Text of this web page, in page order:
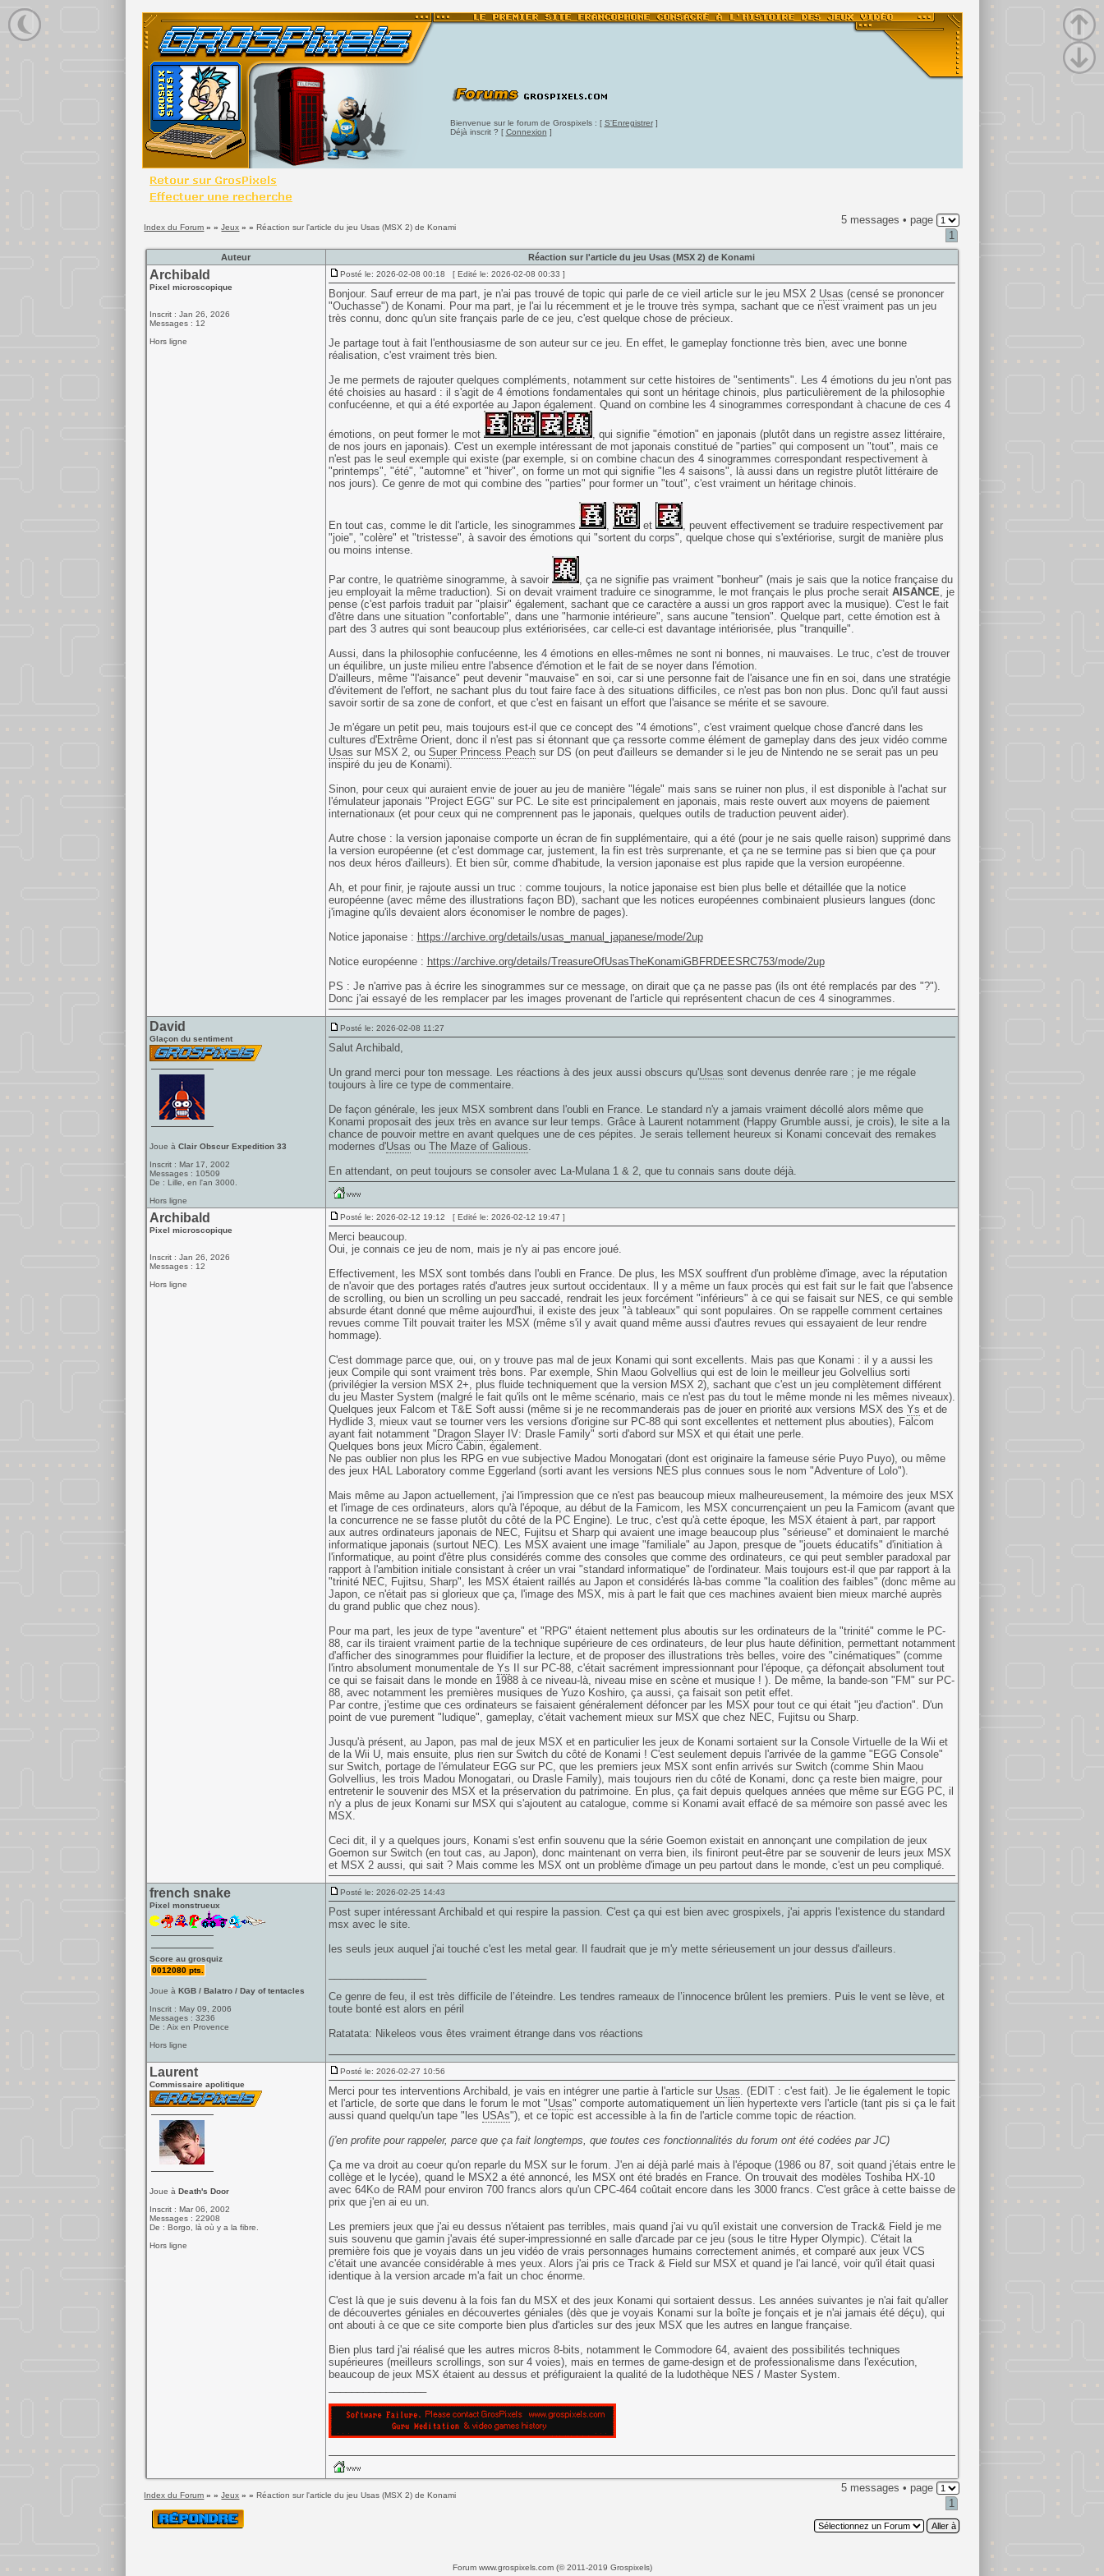
Bienvenue sur le forum de Grospixels : [ S'Enregistrer]
Déjà inscrit ? [ Connexion ]
Index du Forum » »Jeux » »Réaction sur l'article du jeu Usas (MSX 2) de Konami
5 messages • page
1
Auteur Réaction sur l'article du jeu Usas (MSX 2) de Konami
Archibald
Pixel microscopique
Inscrit : Jan 26, 2026
Messages : 12
Hors ligne
Posté le: 2026-02-08 00:18 [ Edité le: 2026-02-08 00:33 ]
Bonjour. Sauf erreur de ma part, je n'ai pas trouvé de topic qui parle de ce vieil article sur le jeu MSX 2 Usas (censé se prononcer
"Ouchasse") de Konami. Pour ma part, je l'ai lu récemment et je le trouve très sympa, sachant que ce n'est vraiment pas un jeu
très connu, donc qu'un site français parle de ce jeu, c'est quelque chose de précieux.
Je partage tout à fait l'enthousiasme de son auteur sur ce jeu. En effet, le gameplay fonctionne très bien, avec une bonne
réalisation, c'est vraiment très bien.
Je me permets de rajouter quelques compléments, notamment sur cette histoires de "sentiments". Les 4 émotions du jeu n'ont pas
été choisies au hasard : il s'agit de 4 émotions fondamentales qui sont un héritage chinois, plus particulièrement de la philosophie
confucéenne, et qui a été exportée au Japon également. Quand on combine les 4 sinogrammes correspondant à chacune de ces 4
émotions, on peut former le mot
, qui signifie "émotion" en japonais (plutôt dans un registre assez littéraire,
de nos jours en japonais). C'est un exemple intéressant de mot japonais constitué de "parties" qui composent un "tout", mais ce
n'est pas le seul exemple qui existe (par exemple, si on combine chacun des 4 sinogrammes correspondant respectivement à
"printemps", "été", "automne" et "hiver", on forme un mot qui signifie "les 4 saisons", là aussi dans un registre plutôt littéraire de
nos jours). Ce genre de mot qui combine des "parties" pour former un "tout", c'est vraiment un héritage chinois.
En tout cas, comme le dit l'article, les sinogrammes , et
, peuvent effectivement se traduire respectivement par
"joie", "colère" et "tristesse", à savoir des émotions qui "sortent du corps", quelque chose qui s'extériorise, surgit de manière plus
ou moins intense.
Par contre, le quatrième sinogramme, à savoir
, ça ne signifie pas vraiment "bonheur" (mais je sais que la notice française du
jeu employait la même traduction). Si on devait vraiment traduire ce sinogramme, le mot français le plus proche serait AISANCE, je
pense (c'est parfois traduit par "plaisir" également, sachant que ce caractère a aussi un gros rapport avec la musique). C'est le fait
d'être dans une situation "confortable", dans une "harmonie intérieure", sans aucune "tension". Quelque part, cette émotion est à
part des 3 autres qui sont beaucoup plus extériorisées, car celle-ci est davantage intériorisée, plus "tranquille".
Aussi, dans la philosophie confucéenne, les 4 émotions en elles-mêmes ne sont ni bonnes, ni mauvaises. Le truc, c'est de trouver
un équilibre, un juste milieu entre l'absence d'émotion et le fait de se noyer dans l'émotion.
D'ailleurs, même "l'aisance" peut devenir "mauvaise" en soi, car si une personne fait de l'aisance une fin en soi, dans une stratégie
d'évitement de l'effort, ne sachant plus du tout faire face à des situations difficiles, ce n'est pas bon non plus. Donc qu'il faut aussi
savoir sortir de sa zone de confort, et que c'est en faisant un effort que l'aisance se mérite et se savoure.
Je m'égare un petit peu, mais toujours est-il que ce concept des "4 émotions", c'est vraiment quelque chose d'ancré dans les
cultures d'Extrême Orient, donc il n'est pas si étonnant que ça ressorte comme élément de gameplay dans des jeux vidéo comme
Usas sur MSX 2, ou Super Princess Peachsur DS (on peut d'ailleurs se demander si le jeu de Nintendo ne se serait pas un peu
inspiré du jeu de Konami).
Sinon, pour ceux qui auraient envie de jouer au jeu de manière "légale" mais sans se ruiner non plus, il est disponible à l'achat sur
l'émulateur japonais "Project EGG" sur PC. Le site est principalement en japonais, mais reste ouvert aux moyens de paiement
internationaux (et pour ceux qui ne comprennent pas le japonais, quelques outils de traduction peuvent aider).
Autre chose : la version japonaise comporte un écran de fin supplémentaire, qui a été (pour je ne sais quelle raison) supprimé dans
la version européenne (et c'est dommage car, justement, la fin est très surprenante, et ça ne se termine pas si bien que ça pour
nos deux héros d'ailleurs). Et bien sûr, comme d'habitude, la version japonaise est plus rapide que la version européenne.
Ah, et pour finir, je rajoute aussi un truc : comme toujours, la notice japonaise est bien plus belle et détaillée que la notice
européenne (avec même des illustrations façon BD), sachant que les notices européennes combinaient plusieurs langues (donc
j'imagine qu'ils devaient alors économiser le nombre de pages).
Notice japonaise : https://archive.org/details/usas_manual_japanese/mode/2up
Notice européenne : https://archive.org/details/TreasureOfUsasTheKonamiGBFRDEESRC753/mode/2up
PS : Je n'arrive pas à écrire les sinogrammes sur ce message, on dirait que ça ne passe pas (ils ont été remplacés par des "?").
Donc j'ai essayé de les remplacer par les images provenant de l'article qui représentent chacun de ces 4 sinogrammes.
David
Glaçon du sentiment
Joue à Clair Obscur Expedition 33
Inscrit : Mar 17, 2002
Messages : 10509
De : Lille, en l'an 3000.
Hors ligne
Posté le: 2026-02-08 11:27
Salut Archibald,
Un grand merci pour ton message. Les réactions à des jeux aussi obscurs qu'Usas sont devenus denrée rare ; je me régale
toujours à lire ce type de commentaire.
De façon générale, les jeux MSX sombrent dans l'oubli en France. Le standard n'y a jamais vraiment décollé alors même que
Konami proposait des jeux très en avance sur leur temps. Grâce à Laurent notamment (Happy Grumble aussi, je crois), le site a la
chance de pouvoir mettre en avant quelques une de ces pépites. Je serais tellement heureux si Konami concevait des remakes
modernes d'Usas ou The Maze of Galious.
En attendant, on peut toujours se consoler avec La-Mulana 1 & 2, que tu connais sans doute déjà.
Archibald
Pixel microscopique
Inscrit : Jan 26, 2026
Messages : 12
Hors ligne
Posté le: 2026-02-12 19:12 [ Edité le: 2026-02-12 19:47 ]
Merci beaucoup.
Oui, je connais ce jeu de nom, mais je n'y ai pas encore joué.
Effectivement, les MSX sont tombés dans l'oubli en France. De plus, les MSX souffrent d'un problème d'image, avec la réputation
de n'avoir que des portages ratés d'autres jeux surtout occidentaux. Il y a même un faux procès qui est fait sur le fait que l'absence
de scrolling, ou bien un scrolling un peu saccadé, rendrait les jeux forcément "inférieurs" à ce qui se faisait sur NES, ce qui semble
absurde étant donné que même aujourd'hui, il existe des jeux "à tableaux" qui sont populaires. On se rappelle comment certaines
revues comme Tilt pouvait traiter les MSX (même s'il y avait quand même aussi d'autres revues qui essayaient de leur rendre
hommage).
C'est dommage parce que, oui, on y trouve pas mal de jeux Konami qui sont excellents. Mais pas que Konami : il y a aussi les
jeux Compile qui sont vraiment très bons. Par exemple, Shin Maou Golvellius qui est de loin le meilleur jeu Golvellius sorti
(privilégier la version MSX 2+, plus fluide techniquement que la version MSX 2), sachant que c'est un jeu complètement différent
du jeu Master System (malgré le fait qu'ils ont le même scénario, mais ce n'est pas du tout le même monde ni les mêmes niveaux).
Quelques jeux Falcom et T&E Soft aussi (même si je ne recommanderais pas de jouer en priorité aux versions MSX des Ys et de
Hydlide 3, mieux vaut se tourner vers les versions d'origine sur PC-88 qui sont excellentes et nettement plus abouties), Falcom
ayant fait notamment " Dragon SlayerIV: Drasle Family" sorti d'abord sur MSX et qui était une perle.
Quelques bons jeux Micro Cabin, également.
Ne pas oublier non plus les RPG en vue subjective Madou Monogatari (dont est originaire la fameuse série Puyo Puyo), ou même
des jeux HAL Laboratory comme Eggerland (sorti avant les versions NES plus connues sous le nom "Adventure of Lolo").
Mais même au Japon actuellement, j'ai l'impression que ce n'est pas beaucoup mieux malheureusement, la mémoire des jeux MSX
et l'image de ces ordinateurs, alors qu'à l'époque, au début de la Famicom, les MSX concurrençaient un peu la Famicom (avant que
la concurrence ne se fasse plutôt du côté de la PC Engine). Le truc, c'est qu'à cette époque, les MSX étaient à part, par rapport
aux autres ordinateurs japonais de NEC, Fujitsu et Sharp qui avaient une image beaucoup plus "sérieuse" et dominaient le marché
informatique japonais (surtout NEC). Les MSX avaient une image "familiale" au Japon, presque de "jouets éducatifs" d'initiation à
l'informatique, au point d'être plus considérés comme des consoles que comme des ordinateurs, ce qui peut sembler paradoxal par
rapport à l'ambition initiale consistant à créer un vrai "standard informatique" de l'ordinateur. Mais toujours est-il que par rapport à la
"trinité NEC, Fujitsu, Sharp", les MSX étaient raillés au Japon et considérés là-bas comme "la coalition des faibles" (donc même au
Japon, ce n'était pas si glorieux que ça, l'image des MSX, mis à part le fait que ces machines avaient bien mieux marché auprès
du grand public que chez nous).
Pour ma part, les jeux de type "aventure" et "RPG" étaient nettement plus aboutis sur les ordinateurs de la "trinité" comme le PC-
88, car ils tiraient vraiment partie de la technique supérieure de ces ordinateurs, de leur plus haute définition, permettant notamment
d'afficher des sinogrammes pour fluidifier la lecture, et de proposer des illustrations très belles, voire des "cinématiques" (comme
l'intro absolument monumentale de Ys II sur PC-88, c'était sacrément impressionnant pour l'époque, ça défonçait absolument tout
ce qui se faisait dans le monde en 1988 à ce niveau-là, niveau mise en scène et musique ! ). De même, la bande-son "FM" sur PC-
88, avec notamment les premières musiques de Yuzo Koshiro, ça aussi, ça faisait son petit effet.
Par contre, j'estime que ces ordinateurs se faisaient généralement défoncer par les MSX pour tout ce qui était "jeu d'action". D'un
point de vue purement "ludique", gameplay, c'était vachement mieux sur MSX que chez NEC, Fujitsu ou Sharp.
Jusqu'à présent, au Japon, pas mal de jeux MSX et en particulier les jeux de Konami sortaient sur la Console Virtuelle de la Wii et
de la Wii U, mais ensuite, plus rien sur Switch du côté de Konami ! C'est seulement depuis l'arrivée de la gamme "EGG Console"
sur Switch, portage de l'émulateur EGG sur PC, que les premiers jeux MSX sont enfin arrivés sur Switch (comme Shin Maou
Golvellius, les trois Madou Monogatari, ou Drasle Family), mais toujours rien du côté de Konami, donc ça reste bien maigre, pour
entretenir le souvenir des MSX et la préservation du patrimoine. En plus, ça fait depuis quelques années que même sur EGG PC, il
n'y a plus de jeux Konami sur MSX qui s'ajoutent au catalogue, comme si Konami avait effacé de sa mémoire son passé avec les
MSX.
Ceci dit, il y a quelques jours, Konami s'est enfin souvenu que la série Goemon existait en annonçant une compilation de jeux
Goemon sur Switch (en tout cas, au Japon), donc maintenant on verra bien, ils finiront peut-être par se souvenir de leurs jeux MSX
et MSX 2 aussi, qui sait ? Mais comme les MSX ont un problème d'image un peu partout dans le monde, c'est un peu compliqué.
french snake
Pixel monstrueux
Score au grosquiz
0012080 pts.
Joue à KGB / Balatro / Day of tentacles
Inscrit : May 09, 2006
Messages : 3236
De : Aix en Provence
Hors ligne
Posté le: 2026-02-25 14:43
Post super intéressant Archibald et qui respire la passion. C'est ça qui est bien avec grospixels, j'ai appris l'existence du standard
msx avec le site.
les seuls jeux auquel j'ai touché c'est les metal gear. Il faudrait que je m'y mette sérieusement un jour dessus d'ailleurs.
Ce genre de feu, il est très difficile de l’éteindre. Les tendres rameaux de l’innocence brûlent les premiers. Puis le vent se lève, et
toute bonté est alors en péril
Ratatata: Nikeleos vous êtes vraiment étrange dans vos réactions
Laurent
Commissaire apolitique
Joue à Death's Door
Inscrit : Mar 06, 2002
Messages : 22908
De : Borgo, là où y a la fibre.
Hors ligne
Posté le: 2026-02-27 10:56
Merci pour tes interventions Archibald, je vais en intégrer une partie à l'article sur Usas. (EDIT : c'est fait). Je lie également le topic
et l'article, de sorte que dans le forum le mot "Usas" comporte automatiquement un lien hypertexte vers l'article (tant pis si ça le fait
aussi quand quelqu'un tape "les USAs"), et ce topic est accessible à la fin de l'article comme topic de réaction.
(j'en profite pour rappeler, parce que ça fait longtemps, que toutes ces fonctionnalités du forum ont été codées par JC)
Ça me va droit au coeur qu'on reparle du MSX sur le forum. J'en ai déjà parlé mais à l'époque (1986 ou 87, soit quand j'étais entre le
collège et le lycée), quand le MSX2 a été annoncé, les MSX ont été bradés en France. On trouvait des modèles Toshiba HX-10
avec 64Ko de RAM pour environ 700 francs alors qu'un CPC-464 coûtait encore dans les 3000 francs. C'est grâce à cette baisse de
prix que j'en ai eu un.
Les premiers jeux que j'ai eu dessus n'étaient pas terribles, mais quand j'ai vu qu'il existait une conversion de Track& Field je me
suis souvenu que gamin j'avais été super-impressionné en salle d'arcade par ce jeu (sous le titre Hyper Olympic). C'était la
première fois que je voyais dans un jeu vidéo de vrais personnages humains correctement animés, et comparé aux jeux VCS
c'était une avancée considérable à mes yeux. Alors j'ai pris ce Track & Field sur MSX et quand je l'ai lancé, voir qu'il était quasi
identique à la version arcade m'a fait un choc énorme.
C'est là que je suis devenu à la fois fan du MSX et des jeux Konami qui sortaient dessus. Les années suivantes je n'ai fait qu'aller
de découvertes géniales en découvertes géniales (dès que je voyais Konami sur la boîte je fonçais et je n'ai jamais été déçu), qui
ont abouti à ce que ce site comporte bien plus d'articles sur des jeux MSX que les autres en langue française.
Bien plus tard j'ai réalisé que les autres micros 8-bits, notamment le Commodore 64, avaient des possibilités techniques
supérieures (meilleurs scrollings, son sur 4 voies), mais en termes de game-design et de professionalisme dans l'exécution,
beaucoup de jeux MSX étaient au dessus et préfiguraient la qualité de la ludothèque NES / Master System.
Index du Forum » »Jeux » »Réaction sur l'article du jeu Usas (MSX 2) de Konami
5 messages • page
1
Forum www.grospixels.com (© 2011-2019 Grospixels)